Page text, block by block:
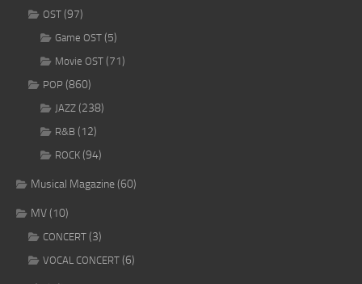
OST (97)
Game OST (5)
Movie OST (71)
POP (860)
JAZZ (238)
R&B (12)
ROCK (94)
Musical Magazine(60)
MV(10)
CONCERT (3)
VOCAL CONCERT (6)